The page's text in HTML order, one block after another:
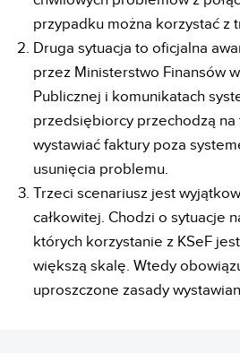
przypadku można korzystać z
Druga sytuacja to oficjalna
przez Ministerstwo Finansów
Publicznej i komunikatach
przedsiębiorcy przechodzą na
wystawiać faktury poza
usunięcia problemu.
Trzeci scenariusz jest
całkowitej. Chodzi o sytuacje
których korzystanie z KSeF
większą skalę. Wtedy
uproszczone zasady